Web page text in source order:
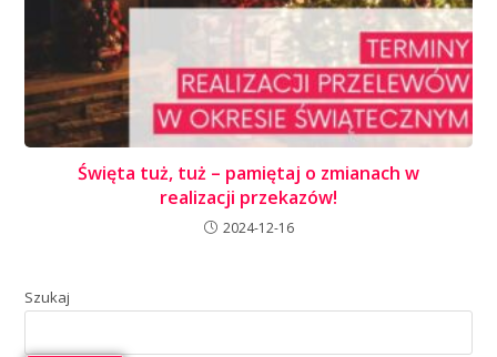
Święta tuż, tuż – pamiętaj o zmianach w
realizacji przekazów!
2024-12-16
Szukaj